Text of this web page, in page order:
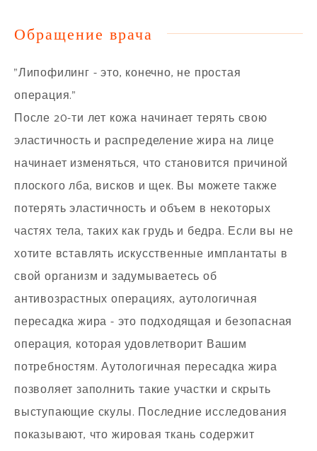
Обращение врача
"Липофилинг - это, конечно, не простая
операция."
После 20-ти лет кожа начинает терять свою
эластичность и распределение жира на лице
начинает изменяться, что становится причиной
плоского лба, висков и щек. Вы можете также
потерять эластичность и объем в некоторых
частях тела, таких как грудь и бедра. Если вы не
хотите вставлять искусственные имплантаты в
свой организм и задумываетесь об
антивозрастных операциях, аутологичная
пересадка жира - это подходящая и безопасная
операция, которая удовлетворит Вашим
потребностям. Аутологичная пересадка жира
позволяет заполнить такие участки и скрыть
выступающие скулы. Последние исследования
показывают, что жировая ткань содержит